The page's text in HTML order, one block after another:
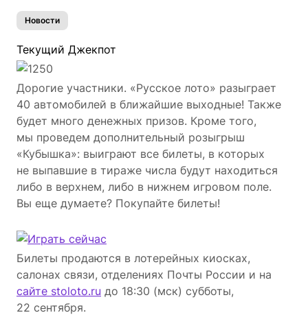
Новости
Текущий Джекпот
Дорогие участники. «Русское лото» разыграет
40 автомобилей в ближайшие выходные! Также
будет много денежных призов. Кроме того,
мы проведем дополнительный розыгрыш
«Кубышка»: выиграют все билеты, в которых
не выпавшие в тираже числа будут находиться
либо в верхнем, либо в нижнем игровом поле.
Вы еще думаете? Покупайте билеты!
Билеты продаются в лотерейных киосках,
салонах связи, отделениях Почты России и на
сайте stoloto.ru до 18:30 (мск) субботы,
22 сентября.